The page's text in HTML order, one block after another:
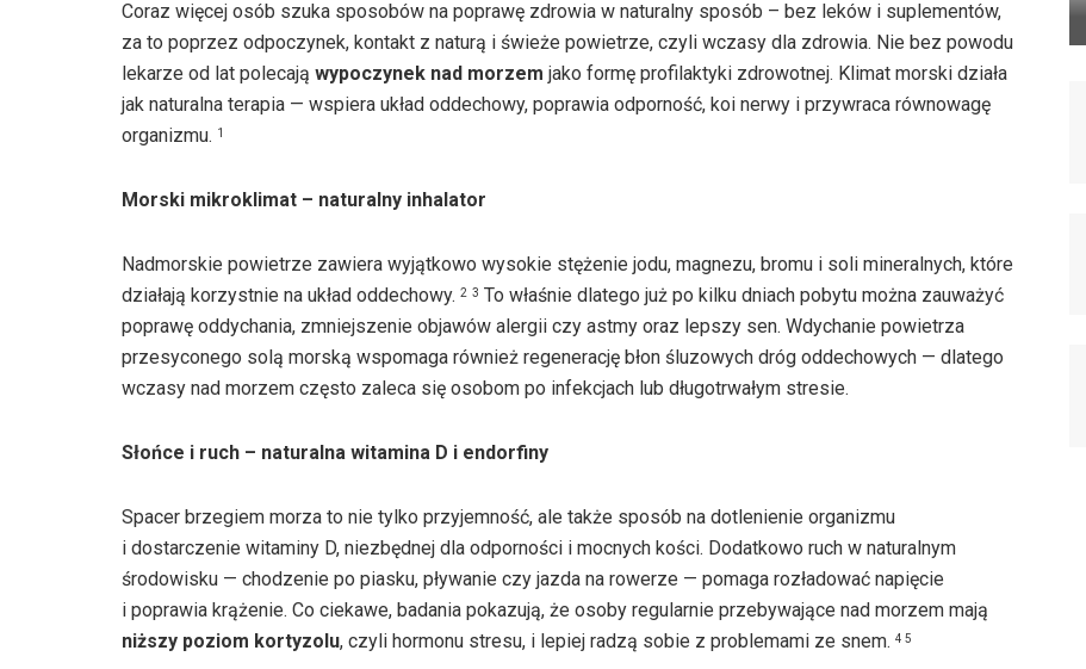
Coraz więcej osób szuka sposobów na poprawę zdrowia w naturalny sposób – bez leków i suplementów,
za to poprzez odpoczynek, kontakt z naturą i świeże powietrze, czyli wczasy dla zdrowia. Nie bez powodu
lekarze od lat polecają wypoczynek nad morzem jako formę profilaktyki zdrowotnej. Klimat morski działa
jak naturalna terapia — wspiera układ oddechowy, poprawia odporność, koi nerwy i przywraca równowagę
organizmu. 1
Morski mikroklimat – naturalny inhalator
Nadmorskie powietrze zawiera wyjątkowo wysokie stężenie jodu, magnezu, bromu i soli mineralnych, które
działają korzystnie na układ oddechowy. 2 3 To właśnie dlatego już po kilku dniach pobytu można zauważyć
poprawę oddychania, zmniejszenie objawów alergii czy astmy oraz lepszy sen. Wdychanie powietrza
przesyconego solą morską wspomaga również regenerację błon śluzowych dróg oddechowych — dlatego
wczasy nad morzem często zaleca się osobom po infekcjach lub długotrwałym stresie.
Słońce i ruch – naturalna witamina D i endorfiny
Spacer brzegiem morza to nie tylko przyjemność, ale także sposób na dotlenienie organizmu
i dostarczenie witaminy D, niezbędnej dla odporności i mocnych kości. Dodatkowo ruch w naturalnym
środowisku — chodzenie po piasku, pływanie czy jazda na rowerze — pomaga rozładować napięcie
i poprawia krążenie. Co ciekawe, badania pokazują, że osoby regularnie przebywające nad morzem mają
niższy poziom kortyzolu, czyli hormonu stresu, i lepiej radzą sobie z problemami ze snem. 4 5